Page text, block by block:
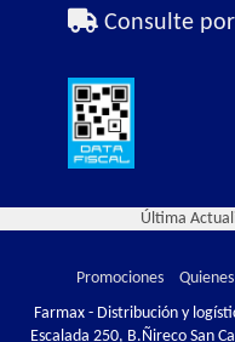
Consulte
Última
Promociones
Farmax - Distribución y
Escalada 250, B.Ñireco San